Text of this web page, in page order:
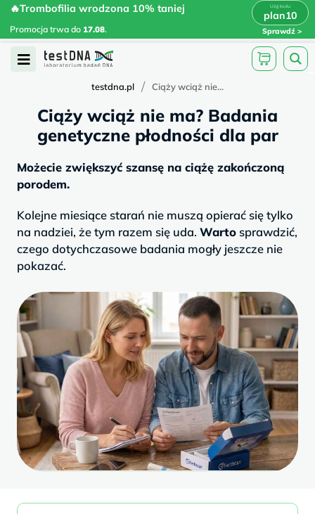
Skip
content
🔥Trombofilia wrodzona 10% taniej
Promocja trwa do 17.08.
plan10
Sprawdź
🔥Trombofilia wrodzona 10% taniej
plan10 x
Open
testdna.pl / Ciąży wciąż nie...
Ciąży wciąż nie ma? Badania
genetyczne płodności dla par
Możecie zwiększyć szansę na ciążę zakończoną
porodem.
Kolejne miesiące starań nie muszą opierać się tylko
na nadziei, że tym razem się uda. Warto sprawdzić,
czego dotychczasowe badania mogły jeszcze nie
pokazać.